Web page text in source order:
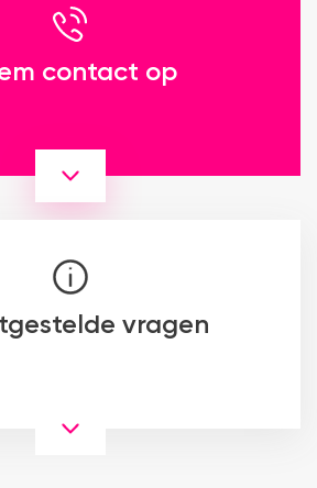
contact op
vragen